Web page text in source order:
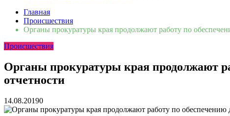
Главная
Происшествия
Органы прокуратуры края продолжают работу по
Происшествия
Органы прокуратуры края продолжают
отчетности
14.08.20190